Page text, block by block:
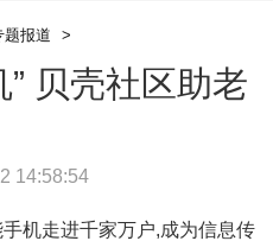
题报道 >
贝壳社区助老
14:58:54
走进千家万户,成为信息传